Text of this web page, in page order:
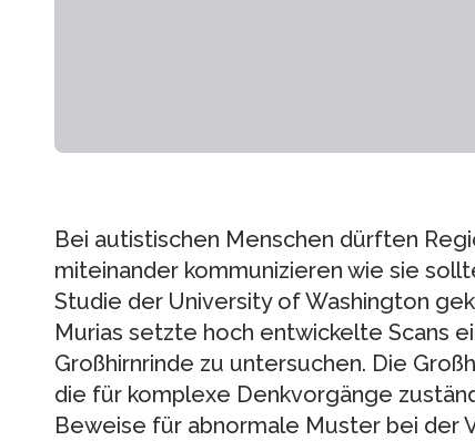
Bei autistischen Menschen dürften
miteinander kommunizieren wie sie
Studie der University of Washington
Murias setzte hoch entwickelte Scans
Großhirnrinde zu untersuchen. Die
die für komplexe Denkvorgänge
Beweise für abnormale Muster bei der